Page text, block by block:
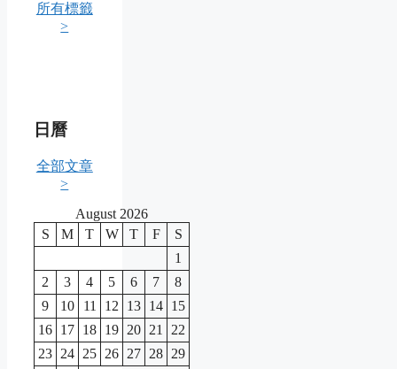
所有標籤
>
日曆
全部文章
>
August 2026
S
M T W T F
S
1
2
3 4 5 6 7
8
9
10 11 12 13 14 15
16 17 18 19 20 21 22
23 24 25 26 27 28 29